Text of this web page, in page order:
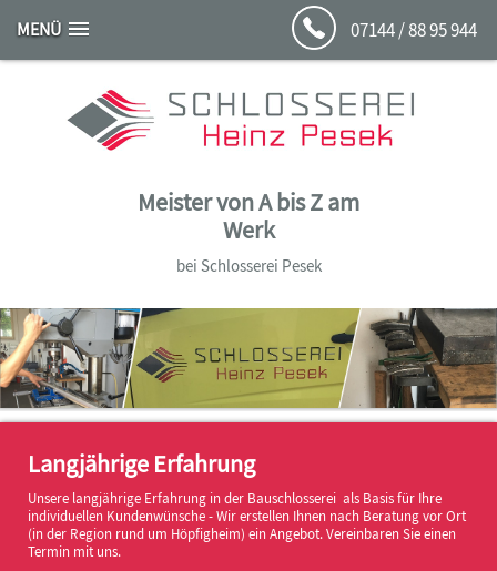
MENÜ
Meister von A bis Z am
Werk
bei Schlosserei Pesek
Langjährige Erfahrung
Unsere langjährige Erfahrung in der Bauschlosserei als Basis für Ihre
individuellen Kundenwünsche - Wir erstellen Ihnen nach Beratung vor Ort
(in der Region rund um Höpfigheim) ein Angebot. Vereinbaren Sie einen
Termin mit uns.
07144 / 88 95 944